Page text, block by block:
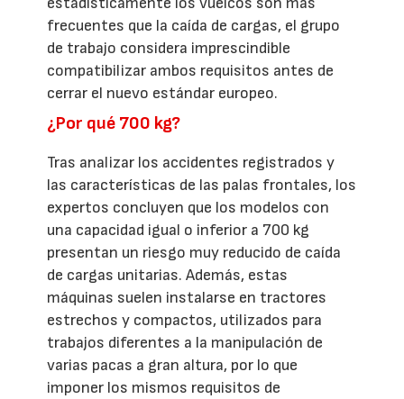
frecuentes que la caída de cargas, el grupo
de trabajo considera imprescindible
compatibilizar ambos requisitos antes de
cerrar el nuevo estándar europeo.
¿Por qué 700 kg?
Tras analizar los accidentes registrados y
las características de las palas frontales, los
expertos concluyen que los modelos con
una capacidad igual o inferior a 700 kg
presentan un riesgo muy reducido de caída
de cargas unitarias. Además, estas
máquinas suelen instalarse en tractores
estrechos y compactos, utilizados para
trabajos diferentes a la manipulación de
varias pacas a gran altura, por lo que
imponer los mismos requisitos de